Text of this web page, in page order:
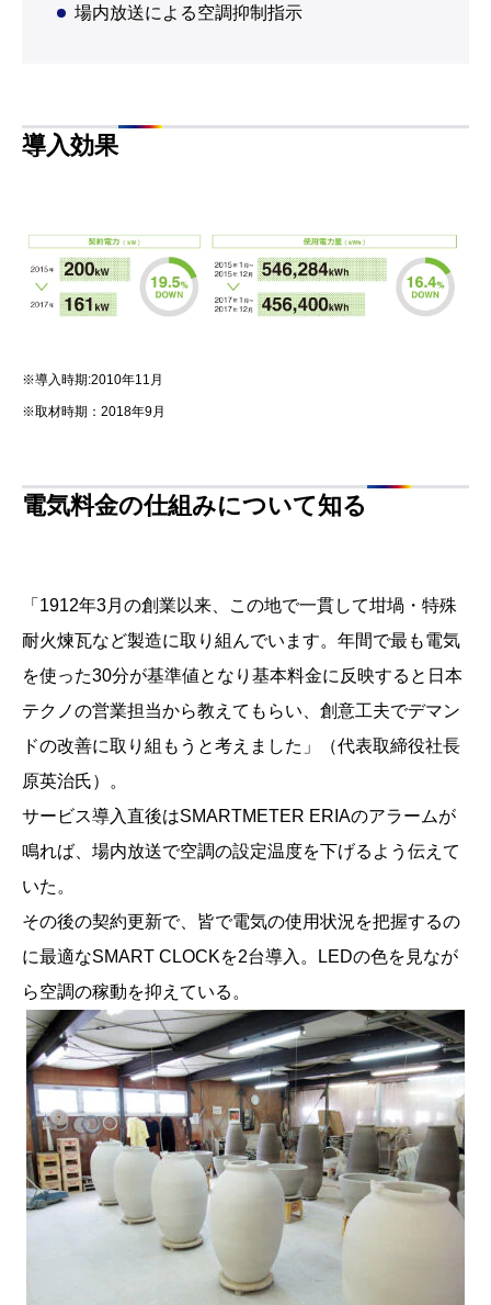
場内放送による空調抑制指示
導入効果
※導入時期:2010年11月
※取材時期：2018年9月
電気料金の仕組みについて知る
「1912年3月の創業以来、この地で一貫して坩堝・特殊
耐火煉瓦など製造に取り組んでいます。年間で最も電気
を使った30分が基準値となり基本料金に反映すると日本
テクノの営業担当から教えてもらい、創意工夫でデマン
ドの改善に取り組もうと考えました」（代表取締役社長
原英治氏）。
サービス導入直後はSMARTMETER ERIAのアラームが
鳴れば、場内放送で空調の設定温度を下げるよう伝えて
いた。
その後の契約更新で、皆で電気の使用状況を把握するの
に最適なSMART CLOCKを2台導入。LEDの色を見なが
ら空調の稼動を抑えている。